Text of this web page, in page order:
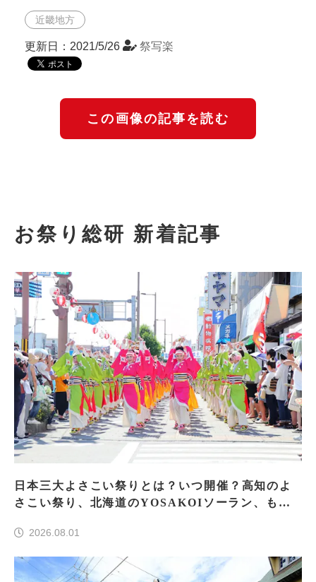
近畿地方
更新日：2021/5/26 祭写楽
この画像の記事を読む
お祭り総研 新着記事
日本三大よさこい祭りとは？いつ開催？高知のよ
さこい祭り、北海道のYOSAKOIソーラン、もう
2026.08.01